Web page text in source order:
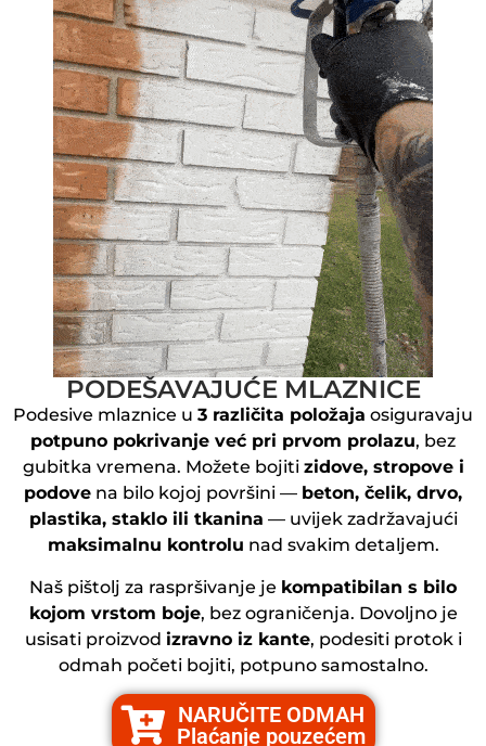
PODEŠAVAJUĆE MLAZNICE
Podesive mlaznice u 3 različita položaja osiguravaju
potpuno pokrivanje već pri prvom prolazu, bez
gubitka vremena. Možete bojiti zidove, stropove i
podove na bilo kojoj površini — beton, čelik, drvo,
plastika, staklo ili tkanina — uvijek zadržavajući
maksimalnu kontrolu nad svakim detaljem.
Naš pištolj za raspršivanje je kompatibilan s bilo
kojom vrstom boje, bez ograničenja. Dovoljno je
usisati proizvod izravno iz kante, podesiti protok i
odmah početi bojiti, potpuno samostalno.
NARUČITE ODMAH
Plaćanje pouzećem